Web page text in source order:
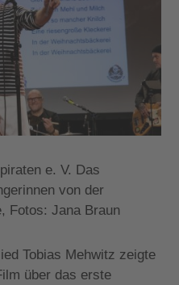
e. V. Das
von der
Fotos: Jana Braun
Tobias Mehwitz zeigte
über das erste